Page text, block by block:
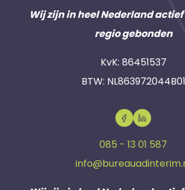
Wij zijn in heel Nederland
regio gebonden
KvK: 86451537
BTW: NL863972044B01
085 - 13 01 587